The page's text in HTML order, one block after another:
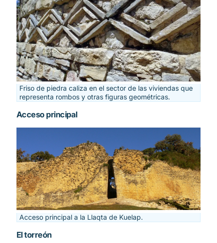
Friso de piedra caliza en el sector de las viviendas que
representa rombos y otras figuras geométricas.
Acceso principal
Acceso principal a la Llaqta de Kuelap.
El torreón